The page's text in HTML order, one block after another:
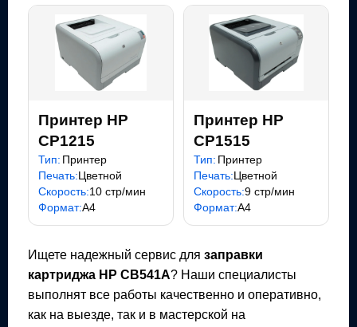
Принтер HP
CP1215
Тип: Принтер
Печать:Цветной
Скорость:10 стр/мин
Формат:A4
Принтер HP
CP1515
Тип: Принтер
Печать:Цветной
Скорость:9 стр/мин
Формат:A4
Ищете надежный сервис для заправки
картриджа HP CB541A? Наши специалисты
выполнят все работы качественно и оперативно,
как на выезде, так и в мастерской на